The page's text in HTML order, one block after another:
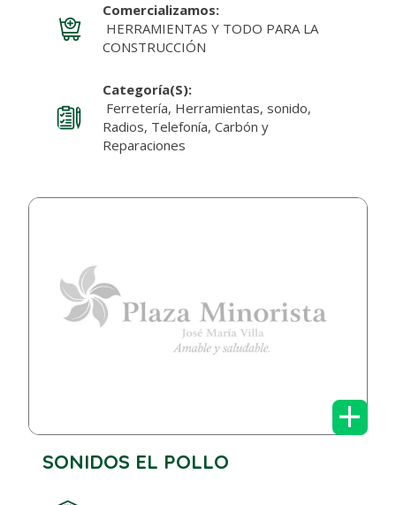
Comercializamos:
HERRAMIENTAS Y TODO PARA LA
CONSTRUCCIÓN
Categoría(s):
Ferretería, Herramientas, sonido,
Radios, Telefonía, Carbón y
Reparaciones
+
SONIDOS EL POLLO